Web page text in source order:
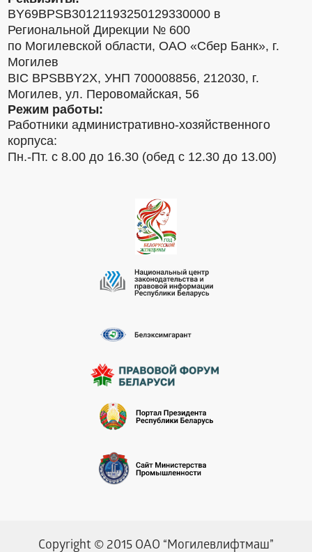
BY69BPSB30121193250129330000 в
Региональной Дирекции № 600
по Могилевской области, ОАО «Сбер Банк», г.
Могилев
BIC BPSBBY2X, УНП 700008856, 212030, г.
Могилев, ул. Перовомайская, 56
Режим работы:
Работники административно-хозяйственного
корпуса:
Пн.-Пт. с 8.00 до 16.30 (обед с 12.30 до 13.00)
Copyright © 2015 ОАО “Могилевлифтмаш”